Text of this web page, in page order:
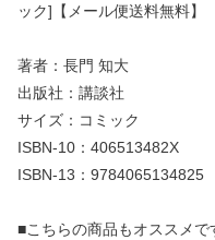
ック]【メール便送料無料】
著者：長門 知大
出版社：講談社
サイズ：コミック
ISBN-10：406513482X
ISBN-13：9784065134825
■こちらの商品もオススメで